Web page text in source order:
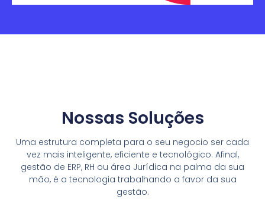
Nossas Soluções
Uma estrutura completa para o seu negocio ser cada
vez mais inteligente, eficiente e tecnológico. Afinal,
gestão de ERP, RH ou área Jurídica na palma da sua
mão, é a tecnologia trabalhando a favor da sua
gestão.